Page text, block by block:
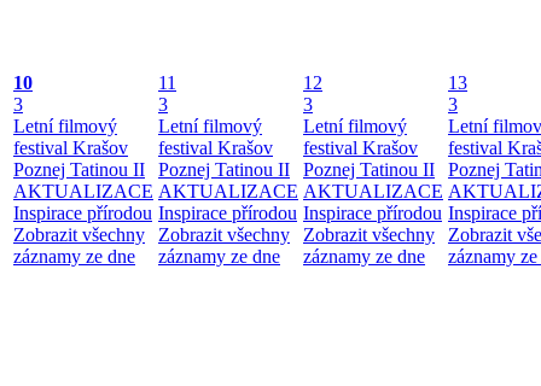
10
3
Letní filmový
festival Krašov
Poznej Tatinou II
AKTUALIZACE
Inspirace přírodou
Zobrazit všechny
záznamy ze dne
11
3
Letní filmový
festival Krašov
Poznej Tatinou II
AKTUALIZACE
Inspirace přírodou
Zobrazit všechny
záznamy ze dne
12
3
Letní filmový
festival Krašov
Poznej Tatinou II
AKTUALIZACE
Inspirace přírodou
Zobrazit všechny
záznamy ze dne
13
3
Letní
festival
Poznej
Inspirace
Zobrazit
záznamy